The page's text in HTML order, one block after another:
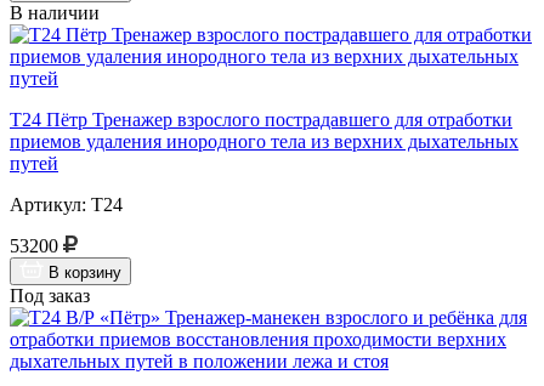
В наличии
Т24 Пётр Тренажер взрослого пострадавшего для отработки
приемов удаления инородного тела из верхних дыхательных
путей
Артикул: Т24
53200
В корзину
Под заказ